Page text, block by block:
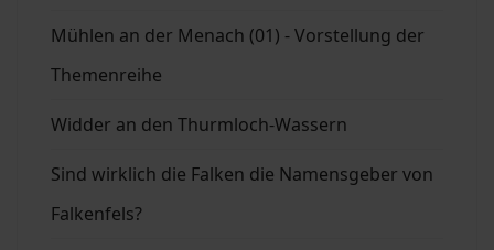
Mühlen an der Menach (01) - Vorstellung der
Themenreihe
Widder an den Thurmloch-Wassern
Sind wirklich die Falken die Namensgeber von
Falkenfels?